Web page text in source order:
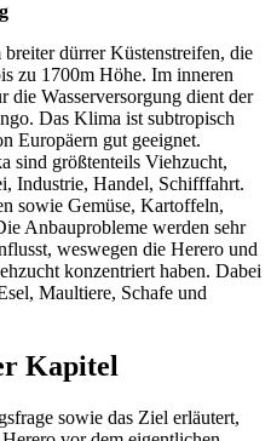
dürrer Küstenstreifen, die
zu 1700m Höhe. Im inneren
die Wasserversorgung dient der
Das Klima ist subtropisch
Europäern gut geeignet.
sind größtenteils Viehzucht,
Industrie, Handel, Schifffahrt.
sowie Gemüse, Kartoffeln,
Anbauprobleme werden sehr
weswegen die Herero und
konzentriert haben. Dabei
Maultiere, Schafe und
Kapitel
sowie das Ziel erläutert,